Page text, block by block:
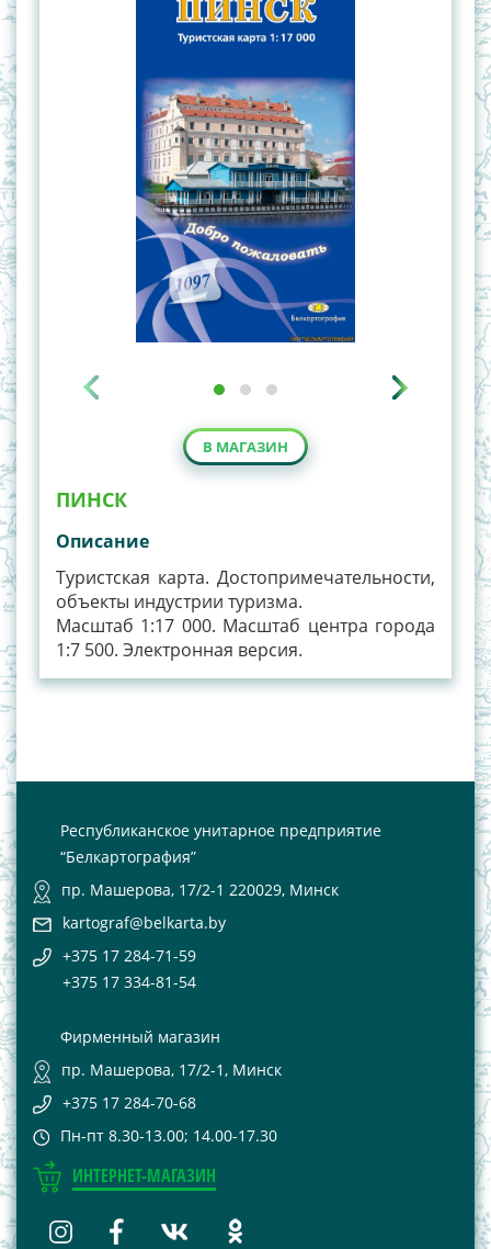
В МАГАЗИН
ПИНСК
Описание
Туристская карта. Достопримечательности,
объекты индустрии туризма.
Масштаб 1:17 000. Масштаб центра города
1:7 500. Электронная версия.
Республиканское унитарное предприятие
“Белкартография”
пр. Машерова, 17/2-1 220029, Минск
kartograf@belkarta.by
+375 17 284-71-59
+375 17 334-81-54
Фирменный магазин
пр. Машерова, 17/2-1, Минск
+375 17 284-70-68
Пн-пт 8.30-13.00; 14.00-17.30
ИНТЕРНЕТ-МАГАЗИН